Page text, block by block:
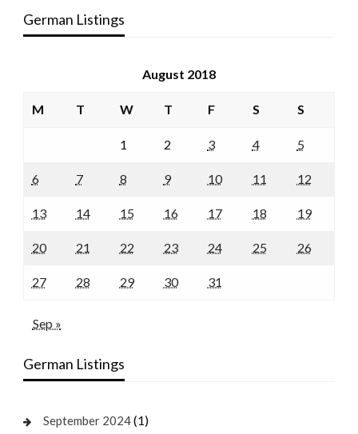
German Listings
August 2018
M T W T F S S
1 2 3 4 5
6 7 8 9 10 11 12
13 14 15 16 17 18 19
20 21 22 23 24 25 26
27 28 29 30 31
Sep »
German Listings
September 2024(1)